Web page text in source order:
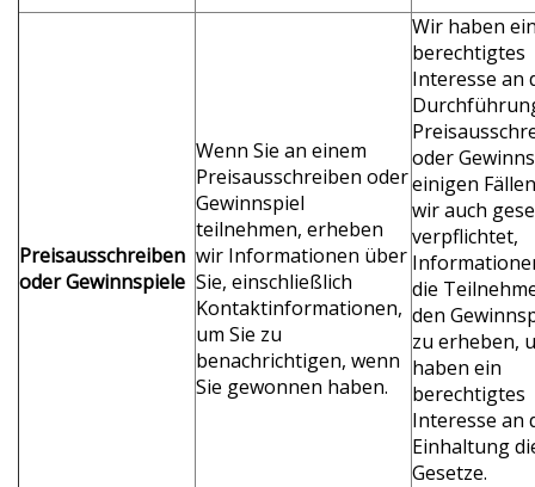
Preisausschreiben
oder Gewinnspiele
Wenn Sie an einem
Preisausschreiben oder
Gewinnspiel
teilnehmen, erheben
wir Informationen über
Sie, einschließlich
Kontaktinformationen,
um Sie zu
benachrichtigen, wenn
Sie gewonnen haben.
Wir haben
berechtigtes
Interesse an
oder
einigen
wir auch
verpflichtet,
die
den
zu erheben,
haben ein
berechtigtes
Interesse an
Einhaltung
Gesetze.